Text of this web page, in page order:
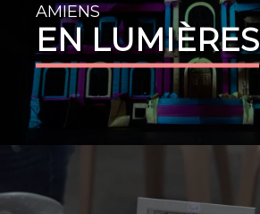
AMIENS
EN LUMIÈRES